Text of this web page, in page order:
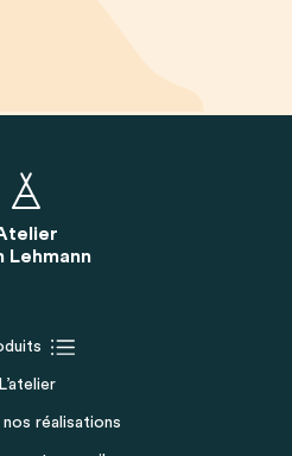
Lehmann
L’atelier
réalisations